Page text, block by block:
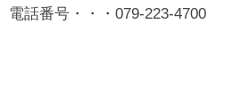
電話番号・・・079-223-4700